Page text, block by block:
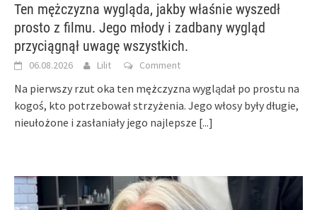
Ten mężczyzna wygląda, jakby właśnie wyszedł
prosto z filmu. Jego młody i zadbany wygląd
przyciągnął uwagę wszystkich.
06.08.2026 Lilit Comment
Na pierwszy rzut oka ten mężczyzna wyglądał po prostu na
kogoś, kto potrzebował strzyżenia. Jego włosy były długie,
nieułożone i zasłaniały jego najlepsze [...]